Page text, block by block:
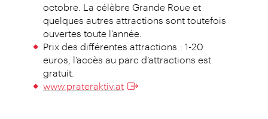
octobre. La célèbre Grande Roue et
quelques autres attractions sont toutefois
ouvertes toute l’année.
Prix des différentes attractions : 1-20
euros, l’accès au parc d’attractions est
gratuit.
www.prateraktiv.at